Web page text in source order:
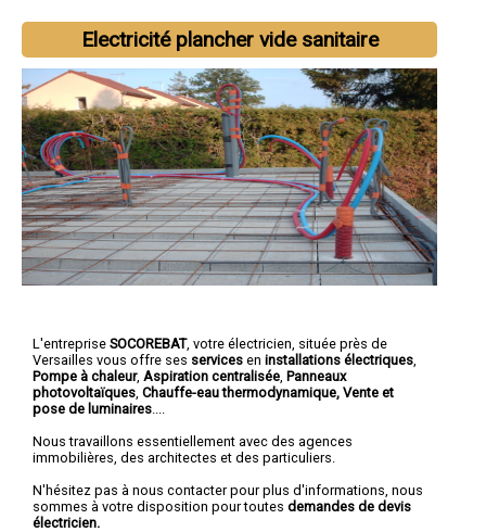
Electricité plancher vide sanitaire
L'entreprise SOCOREBAT, votre électricien , située près de
Versailles vous offre ses services en installations électriques
Pompe à chaleur, Aspiration centralisée Panneaux
photovoltaïques Chauffe-eau thermodynamique, Vente et
pose de luminaires
Nous travaillons essentiellement avec des agences
immobilières, des architectes et des particuliers.
N'hésitez pas à nous contacter pour plus d'informations, nous
sommes à votre disposition pour toutes demandes de devis
électricien.